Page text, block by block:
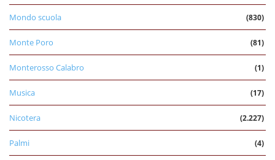
Mondo scuola (830)
Monte Poro (81)
Monterosso Calabro (1)
Musica (17)
Nicotera (2.227)
Palmi (4)